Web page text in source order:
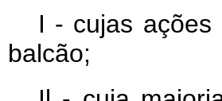
I - cujas ações
balcão;